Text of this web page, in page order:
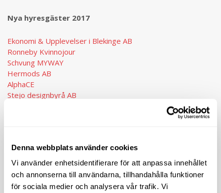
Denna webbplats använder cookies
Vi använder enhetsidentifierare för att anpassa innehållet
och annonserna till användarna, tillhandahålla funktioner
för sociala medier och analysera vår trafik. Vi
Nya hyresgäster 2017
Ekonomi & Upplevelser i Blekinge AB
Ronneby Kvinnojour
Schvung MYWAY
Hermods AB
AlphaCE
Stejo designbyrå AB
Psykoterapi Ing-Marie Andersson
Combiwood Sverige AB
Quilpin AB
Tele2 Business AB